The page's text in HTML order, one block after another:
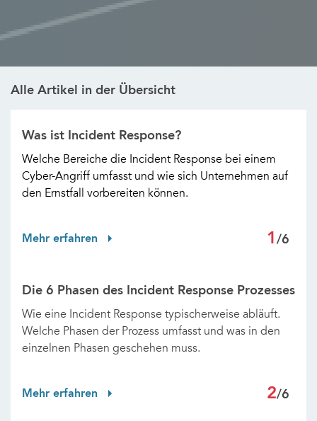
Alle Artikel in der Übersicht
Was ist Incident Response?
1 /6
Welche Bereiche die Incident Response bei einem
Cyber-Angriff umfasst und wie sich Unternehmen auf
den Ernstfall vorbereiten können.
Mehr erfahren
Die 6 Phasen des Incident Response Prozesses
2/6
Wie eine Incident Response typischerweise abläuft.
Welche Phasen der Prozess umfasst und was in den
einzelnen Phasen geschehen muss.
Mehr erfahren